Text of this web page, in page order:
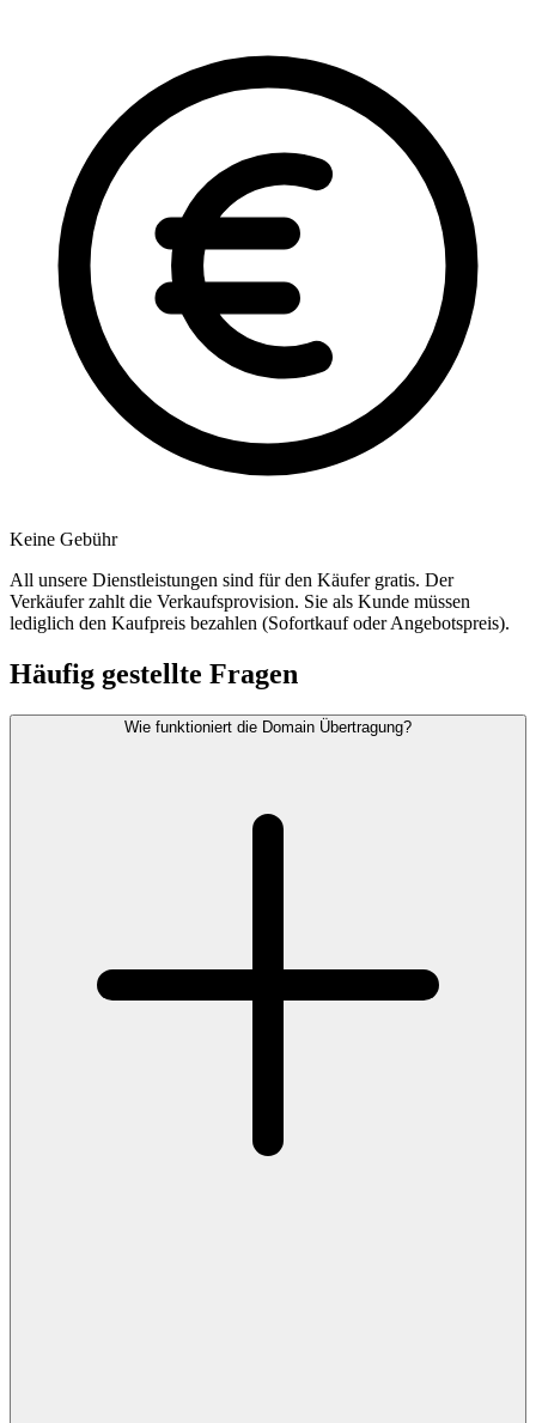
Keine Gebühr
All unsere Dienstleistungen sind für den Käufer gratis. Der
Verkäufer zahlt die Verkaufsprovision. Sie als Kunde müssen
lediglich den Kaufpreis bezahlen (Sofortkauf oder Angebotspreis).
Häufig gestellte Fragen
Wie funktioniert die Domain Übertragung?